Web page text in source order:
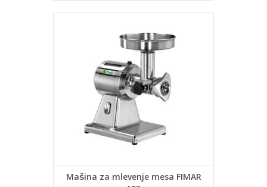
Mašina za mlevenje mesa FIMAR